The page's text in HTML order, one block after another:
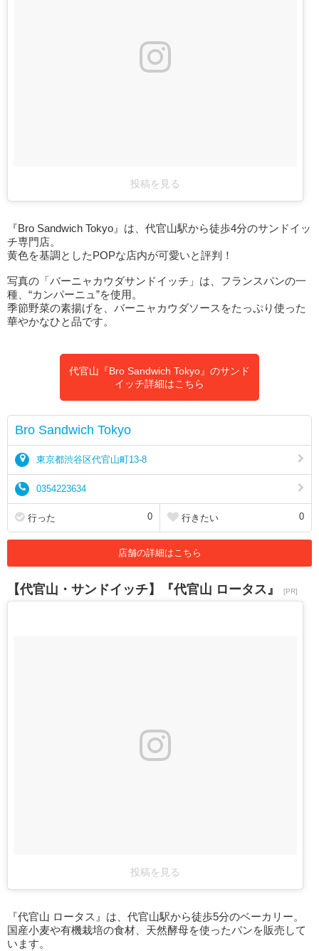
投稿を見る
『Bro Sandwich Tokyo』は、代官山駅から徒歩4分のサンドイッ
チ専門店。
黄色を基調としたPOPな店内が可愛いと評判！
写真の「バーニャカウダサンドイッチ」は、フランスパンの一
種、“カンパーニュ”を使用。
季節野菜の素揚げを、バーニャカウダソースをたっぷり使った
華やかなひと品です。
代官山『Bro Sandwich Tokyo』のサンド
イッチ詳細はこちら
Bro Sandwich Tokyo
東京都渋谷区代官山町13-8
0354223634
行った 0 行きたい 0
店舗の詳細はこちら
【代官山・サンドイッチ】『代官山 ロータス』 [PR]
投稿を見る
『代官山 ロータス』は、代官山駅から徒歩5分のベーカリー。
国産小麦や有機栽培の食材、天然酵母を使ったパンを販売して
います。